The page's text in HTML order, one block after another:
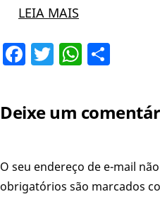
LEIA MAIS
Facebook
Twitter
Deixe um
O seu endereço de e-mail
obrigatórios são marcados